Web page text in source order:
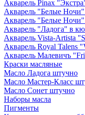
Акварель Pinax
Акварель "Белые
Акварель "Белые Ночи"
Акварель "Ладога" в
Акварель Vista-Artista
Акварель Royal Talens
Акварель Малевичъ
Краски масляные
Масло Ладога штучно
Масло Мастер-Класс
Масло Сонет штучно
Наборы масла
Пигменты